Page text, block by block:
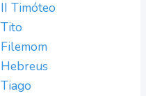
II Timóteo
Tito
Filemom
Hebreus
Tiago